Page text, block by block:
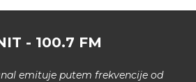
- 100.7 FM
emituje putem frekvencije od